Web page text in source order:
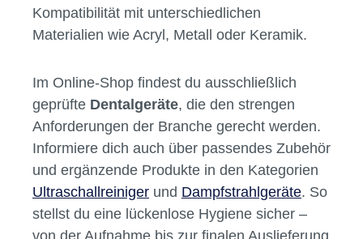
Für Einkaufsverantwortliche in Praxen und
Laboren zählen vor allem Zuverlässigkeit,
Integration in bestehende Arbeitsabläufe.
Achte auf Geräte mit validierbaren
Programmen und nachweisbarer
Prozessqualität. Ein weiterer Pluspunkt: Die
Kompatibilität mit unterschiedlichen
Materialien wie Acryl, Metall oder Keramik.